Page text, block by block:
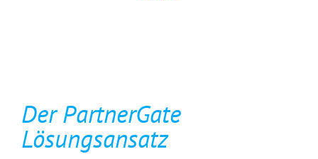
Der PartnerGate
Lösungsansatz